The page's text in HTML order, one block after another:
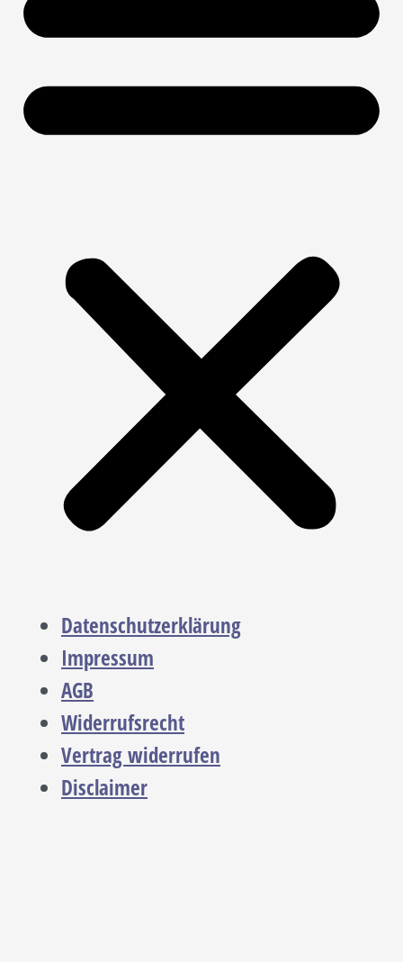
Datenschutzerklärung
Impressum
AGB
Widerrufsrecht
Vertrag widerrufen
Disclaimer